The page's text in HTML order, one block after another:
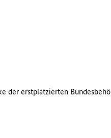
der erstplatzierten